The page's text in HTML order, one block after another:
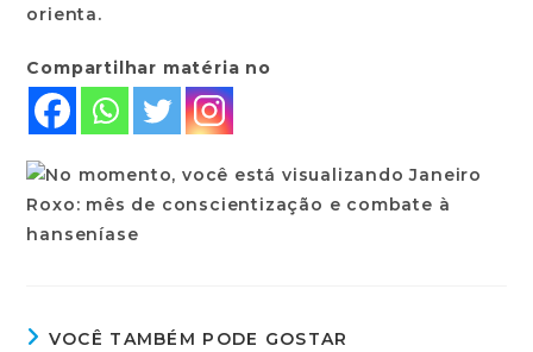
orienta.
Compartilhar matéria no
VOCÊ TAMBÉM PODE GOSTAR